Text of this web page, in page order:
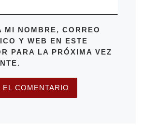
MI NOMBRE, CORREO
Y WEB EN ESTE
PARA LA PRÓXIMA VEZ